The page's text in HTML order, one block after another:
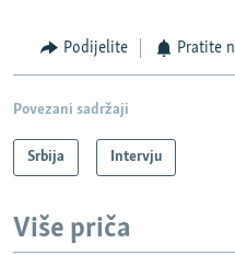
Podijelite Pratite
Povezani sadržaji
Srbija Intervju
Više priča